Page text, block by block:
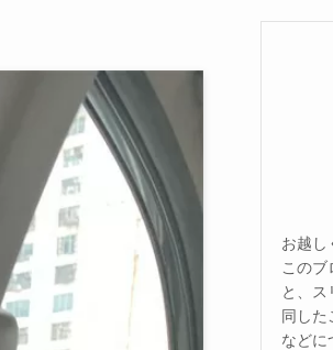
お越し
このブ
と、ス
同した
などに